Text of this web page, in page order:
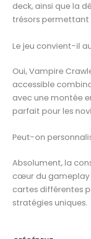
deck, ainsi que la
trésors permettant
Le jeu convient-il
Oui, Vampire
accessible
avec une montée
parfait pour les
Peut-on
Absolument, la
cœur du gameplay
cartes différentes
stratégies uniques.